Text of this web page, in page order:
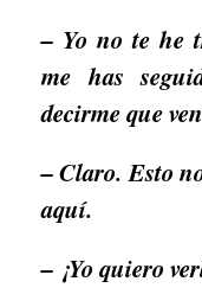
– Yo no te he
me has
decirme que
– Claro. Esto
aquí.
– ¡Yo quiero